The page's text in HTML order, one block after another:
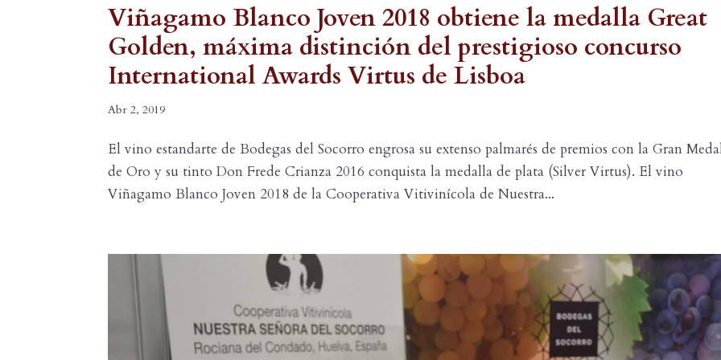
Viñagamo Blanco Joven 2018 obtiene la medalla Great
Golden, máxima distinción del prestigioso concurso
International Awards Virtus de Lisboa
Abr 2, 2019
El vino estandarte de Bodegas del Socorro engrosa su extenso palmarés de premios con la Gran
de Oro y su tinto Don Frede Crianza 2016 conquista la medalla de plata (Silver Virtus). El vino
Viñagamo Blanco Joven 2018 de la Cooperativa Vitivinícola de Nuestra...